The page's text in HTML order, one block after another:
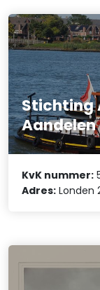
Stichting
Aandelen
KvK nummer:
Adres: Londen